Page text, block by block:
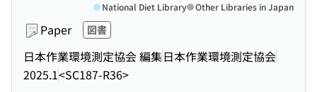
Paper 図書
日本作業環境測定協会 編集日本作業環境測定協会
2025.1<SC187-R36>
National Diet Library Other Libraries in Japan